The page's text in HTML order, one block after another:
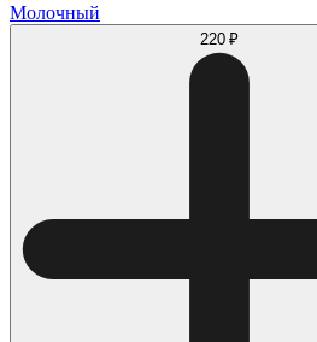
Молочный
220 ₽